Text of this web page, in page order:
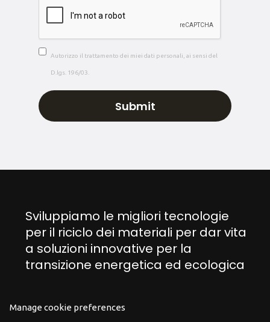
Autorizzo il trattamento dei miei dati personali, ai sensi del
D.lgs. 196/03.
Sviluppiamo le migliori tecnologie
per il riciclo dei materiali per dar vita
a soluzioni innovative per la
transizione energetica ed ecologica
Manage cookie preferences